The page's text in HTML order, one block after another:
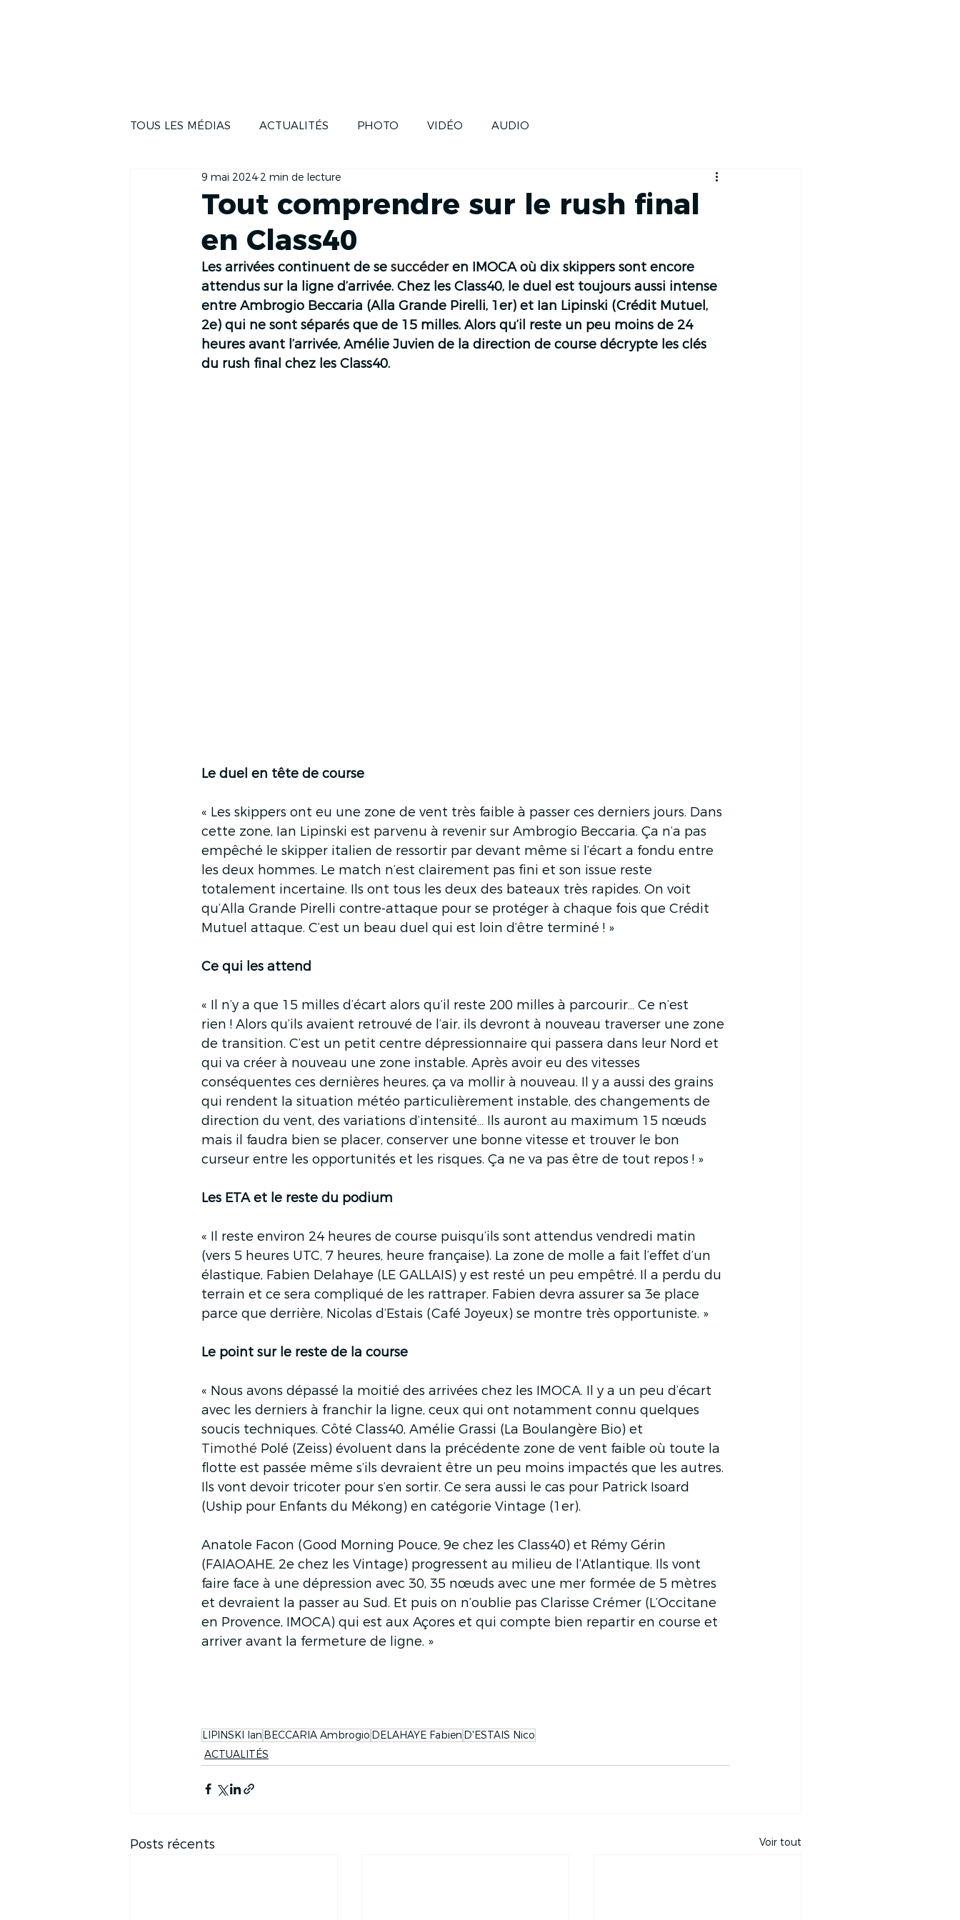
TOUS LES MÉDIAS ACTUALITÉS PHOTO VIDÉO AUDIO
Tout comprendre sur le rush final
en Class40
9 mai 2024 2 min de lecture
Les arrivées continuent de se succéder en IMOCA où dix skippers sont encore
attendus sur la ligne d’arrivée. Chez les Class40, le duel est toujours aussi intense
entre Ambrogio Beccaria (Alla Grande Pirelli, 1er) et Ian Lipinski (Crédit Mutuel,
2e) qui ne sont séparés que de 15 milles. Alors qu’il reste un peu moins de 24
heures avant l’arrivée, Amélie Juvien de la direction de course décrypte les clés
du rush final chez les Class40.
Le duel en tête de course
« Les skippers ont eu une zone de vent très faible à passer ces derniers jours. Dans
cette zone, Ian Lipinski est parvenu à revenir sur Ambrogio Beccaria. Ça n’a pas
empêché le skipper italien de ressortir par devant même si l’écart a fondu entre
les deux hommes. Le match n’est clairement pas fini et son issue reste
totalement incertaine. Ils ont tous les deux des bateaux très rapides. On voit
qu’Alla Grande Pirelli contre-attaque pour se protéger à chaque fois que Crédit
Mutuel attaque. C’est un beau duel qui est loin d’être terminé ! »
Ce qui les attend
« Il n’y a que 15 milles d’écart alors qu’il reste 200 milles à parcourir… Ce n’est
rien ! Alors qu’ils avaient retrouvé de l’air, ils devront à nouveau traverser une zone
de transition. C’est un petit centre dépressionnaire qui passera dans leur Nord et
qui va créer à nouveau une zone instable. Après avoir eu des vitesses
conséquentes ces dernières heures, ça va mollir à nouveau. Il y a aussi des grains
qui rendent la situation météo particulièrement instable, des changements de
direction du vent, des variations d’intensité… Ils auront au maximum 15 nœuds
mais il faudra bien se placer, conserver une bonne vitesse et trouver le bon
curseur entre les opportunités et les risques. Ça ne va pas être de tout repos ! »
Les ETA et le reste du podium
« Il reste environ 24 heures de course puisqu’ils sont attendus vendredi matin
(vers 5 heures UTC, 7 heures, heure française). La zone de molle a fait l’effet d’un
élastique, Fabien Delahaye (LE GALLAIS) y est resté un peu empêtré. Il a perdu du
terrain et ce sera compliqué de les rattraper. Fabien devra assurer sa 3e place
parce que derrière, Nicolas d’Estais (Café Joyeux) se montre très opportuniste. »
Le point sur le reste de la course
« Nous avons dépassé la moitié des arrivées chez les IMOCA. Il y a un peu d’écart
avec les derniers à franchir la ligne, ceux qui ont notamment connu quelques
soucis techniques. Côté Class40, Amélie Grassi (La Boulangère Bio) et
Timothé Polé (Zeiss) évoluent dans la précédente zone de vent faible où toute la
flotte est passée même s’ils devraient être un peu moins impactés que les autres.
Ils vont devoir tricoter pour s’en sortir. Ce sera aussi le cas pour Patrick Isoard
(Uship pour Enfants du Mékong) en catégorie Vintage (1er).
Anatole Facon (Good Morning Pouce, 9e chez les Class40) et Rémy Gérin
(FAIAOAHE, 2e chez les Vintage) progressent au milieu de l’Atlantique. Ils vont
faire face à une dépression avec 30, 35 nœuds avec une mer formée de 5 mètres
et devraient la passer au Sud. Et puis on n’oublie pas Clarisse Crémer (L’Occitane
en Provence, IMOCA) qui est aux Açores et qui compte bien repartir en course et
arriver avant la fermeture de ligne. »
LIPINSKI Ian BECCARIA Ambrogio DELAHAYE Fabien D'ESTAIS Nico
ACTUALITÉS
Posts récents Voir tout